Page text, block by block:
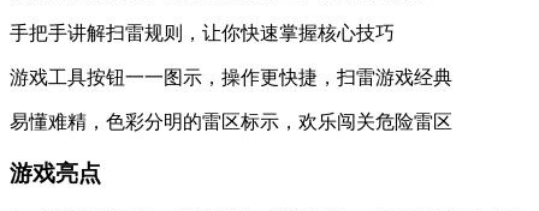
手把手讲解扫雷规则，让你快速掌握核心技巧
游戏工具按钮一一图示，操作更快捷，扫雷游戏经典
易懂难精，色彩分明的雷区标示，欢乐闯关危险雷区
游戏亮点